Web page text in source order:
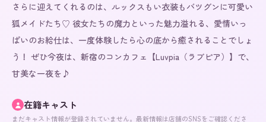
さらに迎えてくれるのは、ルックスもい衣装もバツグンに可愛い
狐メイドたち♡ 彼女たちの魔力といった魅力溢れる、愛情いっ
ぱいのお給仕は、一度体験したら心の底から癒されることでしょ
う！ ぜひ今夜は、新宿のコンカフェ【Luvpia（ラブピア）】で、
甘美な一夜を♪
在籍キャスト
まだキャスト情報が登録されていません。最新情報は店舗のSNSをご確認くださ